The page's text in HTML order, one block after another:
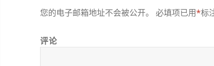
您的电子邮箱地址不会被公开。 必填项已用*标
评论